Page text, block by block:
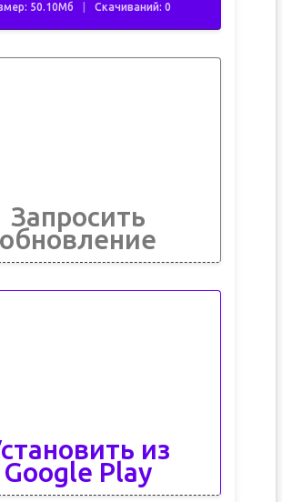
50.10Мб Скачиваний: 0
Запросить
обновление
из
Google Play